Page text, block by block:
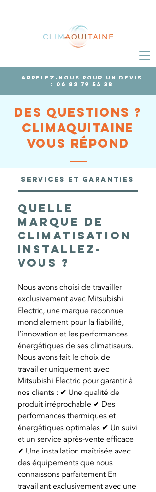
Appelez-nous pour un devis
: 06 82 79 54 38
Des questions ?
Climaquitaine
vous répond
Services et garanties
Quelle
marque de
climatisation
installez-
vous ?
Nous avons choisi de travailler
exclusivement avec Mitsubishi
Electric, une marque reconnue
mondialement pour la fiabilité,
l’innovation et les performances
énergétiques de ses climatiseurs.
Nous avons fait le choix de
travailler uniquement avec
Mitsubishi Electric pour garantir à
nos clients : ✔ Une qualité de
produit irréprochable ✔ Des
performances thermiques et
énergétiques optimales ✔ Un suivi
et un service après-vente efficace
✔ Une installation maîtrisée avec
des équipements que nous
connaissons parfaitement En
travaillant exclusivement avec une